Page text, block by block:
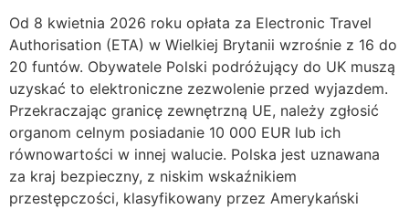
Od 8 kwietnia 2026 roku opłata za Electronic Travel
Authorisation (ETA) w Wielkiej Brytanii wzrośnie z 16 do
20 funtów. Obywatele Polski podróżujący do UK muszą
uzyskać to elektroniczne zezwolenie przed wyjazdem.
Przekraczając granicę zewnętrzną UE, należy zgłosić
organom celnym posiadanie 10 000 EUR lub ich
równowartości w innej walucie. Polska jest uznawana
za kraj bezpieczny, z niskim wskaźnikiem
przestępczości, klasyfikowany przez Amerykański